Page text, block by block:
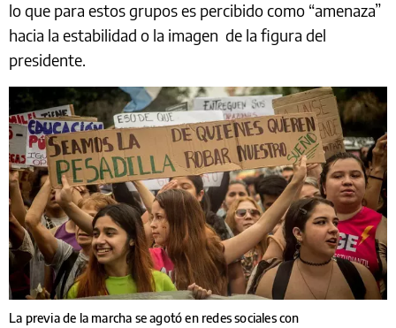
lo que para estos grupos es percibido como “amenaza”
hacia la estabilidad o la imagen de la figura del
presidente.
La previa de la marcha se agotó en redes sociales con